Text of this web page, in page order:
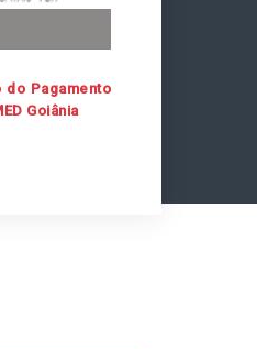
do Pagamento
Goiânia